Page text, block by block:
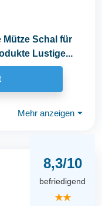
Schal für
Lustige...
Mehr anzeigen ⏷
8,3/10
befriedigend
★★